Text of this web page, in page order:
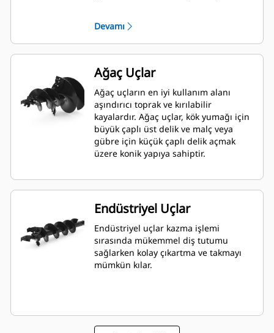
Devamı
Ağaç Uçlar
Ağaç uçların en iyi kullanım alanı
aşındırıcı toprak ve kırılabilir
kayalardır. Ağaç uçlar, kök yumağı için
büyük çaplı üst delik ve malç veya
gübre için küçük çaplı delik açmak
üzere konik yapıya sahiptir.
Endüstriyel Uçlar
Endüstriyel uçlar kazma işlemi
sırasında mükemmel diş tutumu
sağlarken kolay çıkartma ve takmayı
mümkün kılar.